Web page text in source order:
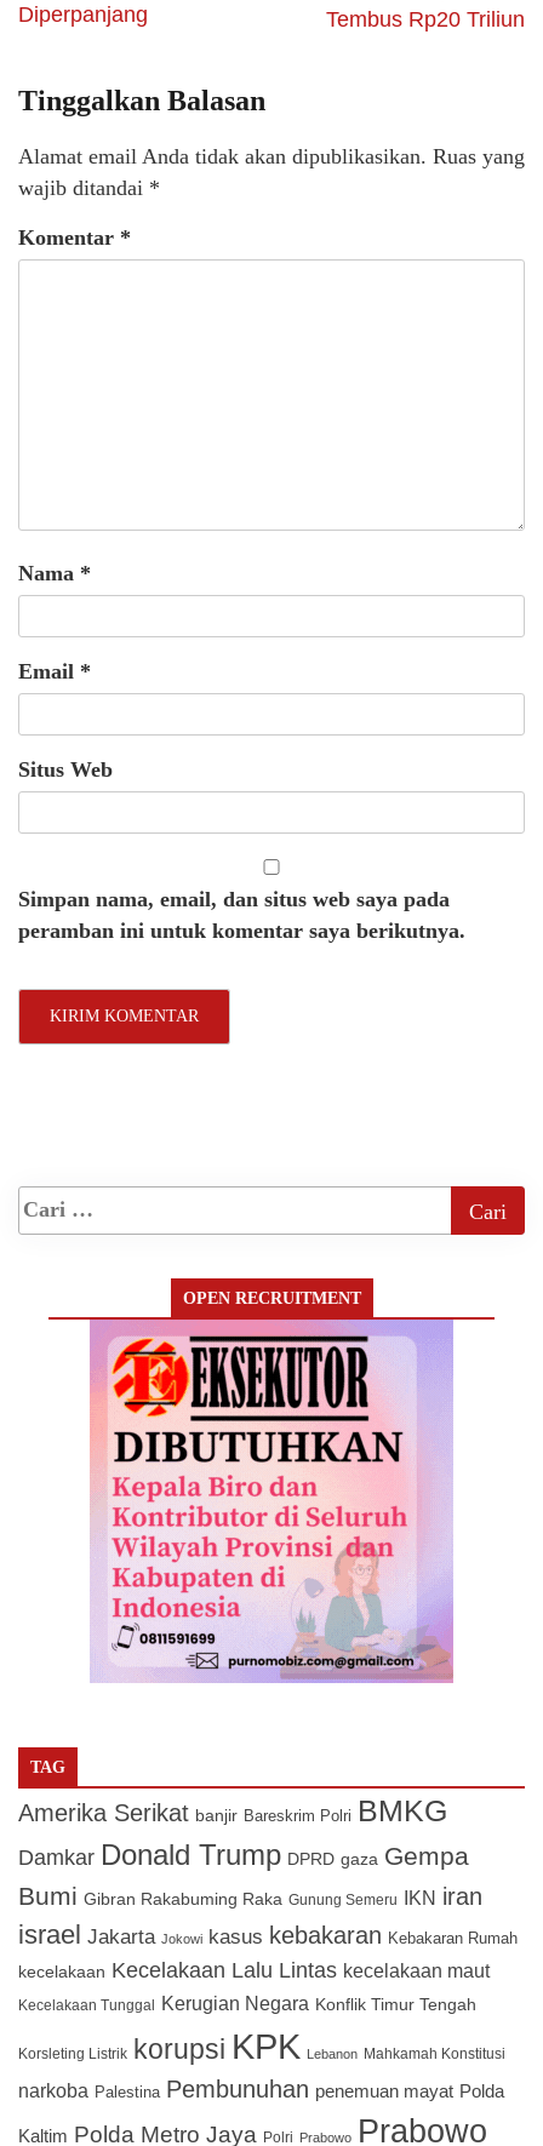
Diperpanjang
Tembus Rp20 Triliun
Tinggalkan Balasan
Alamat email Anda tidak akan dipublikasikan. Ruas yang
wajib ditandai *
Komentar *
Nama *
Email *
Situs Web
Simpan nama, email, dan situs web saya pada
peramban ini untuk komentar saya berikutnya.
OPEN RECRUITMENT
TAG
Amerika Serikat banjir Bareskrim Polri BMKG
Damkar Donald Trump DPRD gaza Gempa
Bumi Gibran Rakabuming Raka Gunung Semeru IKN iran
israel Jakarta Jokowi kasus kebakaran Kebakaran Rumah
kecelakaan Kecelakaan Lalu Lintas kecelakaan maut
Kecelakaan Tunggal Kerugian Negara Konflik Timur Tengah
Korsleting Listrik korupsi KPK Lebanon Mahkamah Konstitusi
narkoba Palestina Pembunuhan penemuan mayat Polda
Kaltim Polda Metro Jaya Polri Prabowo Prabowo